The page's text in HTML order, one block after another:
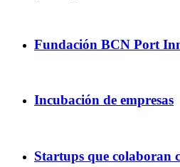
Fundación BCN Port
Incubación de empresas
Startups que colaboran